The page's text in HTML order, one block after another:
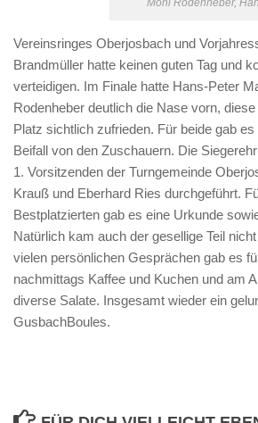
Moni Rodenheber,
Vereinsringes Oberjosbach und
Brandmüller hatte keinen guten Tag und
verteidigen. Im Finale hatte Hans-Peter
Rodenheber deutlich die Nase vorn,
Platz sichtlich zufrieden. Für beide gab
Beifall von den Zuschauern. Die
1. Vorsitzenden der Turngemeinde
Krauß und Eberhard Ries durchgeführt.
Bestplatzierten gab es eine Urkunde
Natürlich kam auch der gesellige Teil
vielen persönlichen Gesprächen gab es
nachmittags Kaffee und Kuchen und am
diverse Salate. Insgesamt wieder ein
GusbachBoules.